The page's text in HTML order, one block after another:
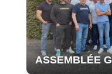
ASSEMBLÉE